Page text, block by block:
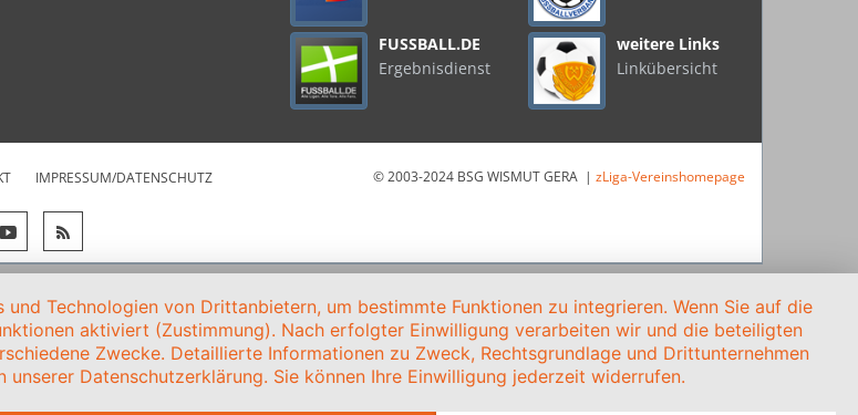
FUSSBALL.DE
Ergebnisdienst
weitere Links
Linkübersicht
IMPRESSUM/DATENSCHUTZ © 2003-2024 BSG WISMUT GERA | zLiga-Vereinshomepage
Technologien von Drittanbietern, um bestimmte Funktionen zu integrieren. Wenn Sie auf die
aktiviert (Zustimmung). Nach erfolgter Einwilligung verarbeiten wir und die beteiligten
Zwecke. Detaillierte Informationen zu Zweck, Rechtsgrundlage und Drittunternehmen
unserer Datenschutzerklärung. Sie können Ihre Einwilligung jederzeit widerrufen.